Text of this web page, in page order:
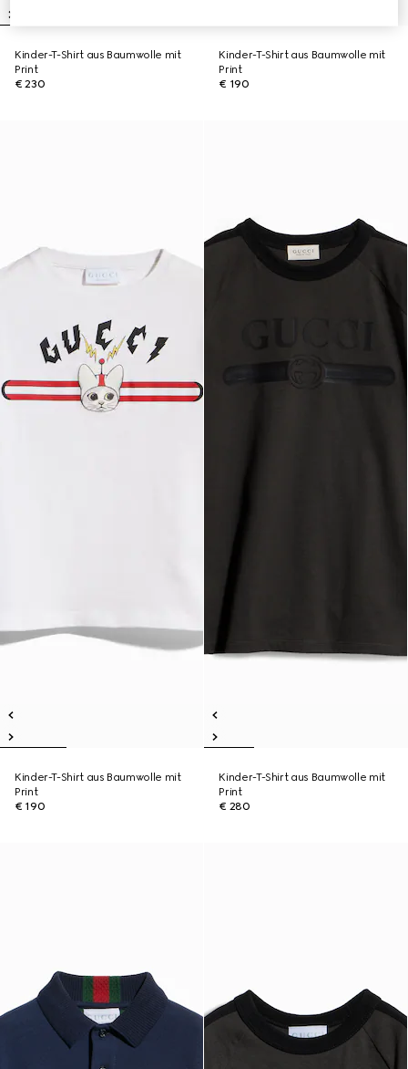
Kinder-T-Shirt aus Baumwolle mit
Print
€ 230
Kinder-T-Shirt aus Baumwolle mit
Print
€ 190
Kinder-T-Shirt aus Baumwolle mit
Print
€ 190
Kinder-T-Shirt aus Baumwolle mit
Print
€ 280